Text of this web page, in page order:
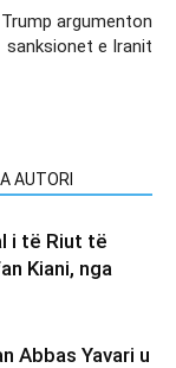
Trump argumenton
sanksionet e Iranit
AUTORI
i të Riut të
Kiani, nga
Abbas Yavari u